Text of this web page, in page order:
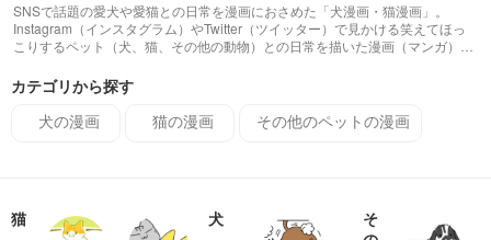
SNSで話題の愛犬や愛猫との日常を漫画におさめた「犬漫画・猫漫画」。
Instagram（インスタグラム）やTwitter（ツイッター）で見かける笑えてほっ
こりするペット（犬、猫、その他の動物）との日常を描いた漫画（マンガ）を
カテゴリから探す
犬の漫画
猫の漫画 その他のペットの漫画
猫 犬
そ